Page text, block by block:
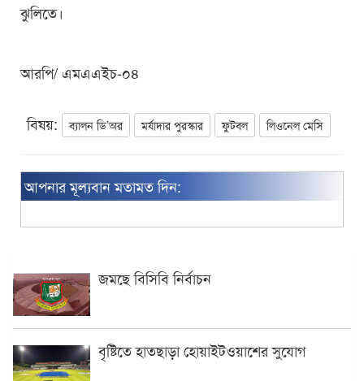
ঝুলিতে।
আরপি/ এমএএইচ-০৪
বিষয়: ব্যালন ডি’অর মর্যাদার পুরস্কার ফুটবল লিওনেল মেসি
আপনার মূল্যবান মতামত দিন:
জমছে বিসিবি নির্বাচন
বৃষ্টিতে হাতছাড়া হোয়াইটওয়াশের সুযোগ